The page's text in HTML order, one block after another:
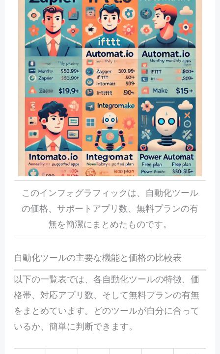
このインフォグラフィックは、自動化ツール
の価格、サポートアプリ数、無料プランの有
無を簡潔にまとめたものです。
自動化ツールの主要な機能と価格の比較表
以下の一覧表では、各自動化ツールの特徴、価
格帯、対応アプリ数、そして無料プランの有無
をまとめています。どのツールが自分に合って
いるか、簡単に判断できます。